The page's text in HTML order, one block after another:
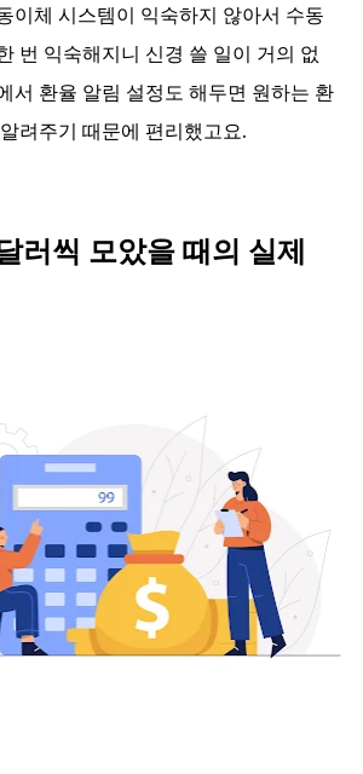
이체 시스템이 익숙하지 않아서 수동
번 익숙해지니 신경 쓸 일이 거의 없
서 환율 알림 설정도 해두면 원하는 환
려주기 때문에 편리했고요.
러씩 모았을 때의 실제